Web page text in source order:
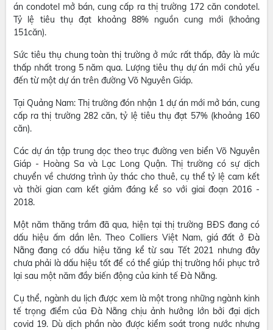
án condotel mở bán, cung cấp ra thị trường 172 căn condotel.
Tỷ lệ tiêu thụ đạt khoảng 88% nguồn cung mới (khoảng
151căn).
Sức tiêu thụ chung toàn thị trường ở mức rất thấp, đây là mức
thấp nhất trong 5 năm qua. Lượng tiêu thụ dự án mới chủ yếu
đến từ một dự án trên đường Võ Nguyên Giáp.
Tại Quảng Nam: Thị trường đón nhận 1 dự án mới mở bán, cung
cấp ra thị trường 282 căn, tỷ lệ tiêu thụ đạt 57% (khoảng 160
căn).
Các dự án tập trung dọc theo trục đường ven biển Võ Nguyên
Giáp - Hoàng Sa và Lạc Long Quận. Thị trường có sự dịch
chuyển về chương trình ủy thác cho thuê, cụ thể tỷ lệ cam kết
và thời gian cam kết giảm đáng kể so với giai đoạn 2016 -
2018.
Một năm thăng trầm đã qua, hiện tại thị trường BĐS đang có
dấu hiệu ấm dần lên. Theo Colliers Việt Nam, giá đất ở Đà
Nẵng đang có dấu hiệu tăng kể từ sau Tết 2021 nhưng đây
chưa phải là dấu hiệu tốt để có thể giúp thị trường hồi phục trở
lại sau một năm đầy biến động của kinh tế Đà Nẵng.
Cụ thể, ngành du lịch được xem là một trong những ngành kinh
tế trọng điểm của Đà Nẵng chịu ảnh hưởng lớn bởi đại dịch
covid 19. Dù dịch phần nào được kiểm soát trong nước nhưng